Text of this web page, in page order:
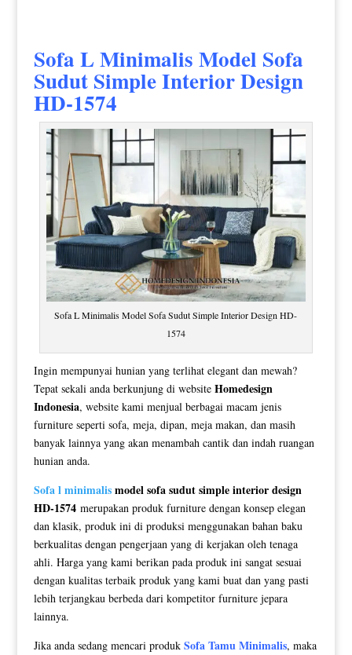
Sofa L Minimalis Model Sofa
Sudut Simple Interior Design
HD-1574
Sofa L Minimalis Model Sofa Sudut Simple Interior Design HD-
1574
Ingin mempunyai hunian yang terlihat elegant dan mewah?
Tepat sekali anda berkunjung di website Homedesign
Indonesia, website kami menjual berbagai macam jenis
furniture seperti sofa, meja, dipan, meja makan, dan masih
banyak lainnya yang akan menambah cantik dan indah ruangan
hunian anda.
Sofa l minimalismodel sofa sudut simple interior design
HD-1574merupakan produk furniture dengan konsep elegan
dan klasik, produk ini di produksi menggunakan bahan baku
berkualitas dengan pengerjaan yang di kerjakan oleh tenaga
ahli. Harga yang kami berikan pada produk ini sangat sesuai
dengan kualitas terbaik produk yang kami buat dan yang pasti
lebih terjangkau berbeda dari kompetitor furniture jepara
lainnya.
Jika anda sedang mencari produk Sofa Tamu Minimalis, maka